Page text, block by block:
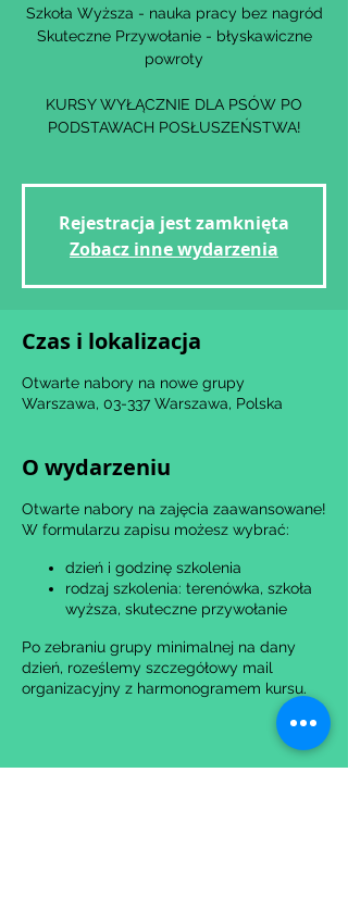
Szkoła Wyższa - nauka pracy bez nagród
Skuteczne Przywołanie - błyskawiczne
powroty
KURSY WYŁĄCZNIE DLA PSÓW PO
PODSTAWACH POSŁUSZEŃSTWA!
Rejestracja jest zamknięta
Zobacz inne wydarzenia
Czas i lokalizacja
Otwarte nabory na nowe grupy
Warszawa, 03-337 Warszawa, Polska
O wydarzeniu
Otwarte nabory na zajęcia zaawansowane!
W formularzu zapisu możesz wybrać:
dzień i godzinę szkolenia
rodzaj szkolenia: terenówka, szkoła
wyższa, skuteczne przywołanie
Po zebraniu grupy minimalnej na dany
dzień, roześlemy szczegółowy mail
organizacyjny z harmonogramem kursu.
W razie jakichkolwiek pytań w sprawie